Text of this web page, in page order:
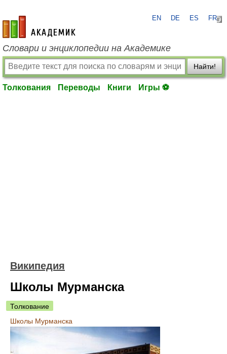
academic.ru
EN DE ES FR
Словари и энциклопедии на Академике
Найти!
Толкования Переводы Книги Игры ⚽
Википедия
Школы Мурманска
Толкование
Школы Мурманска